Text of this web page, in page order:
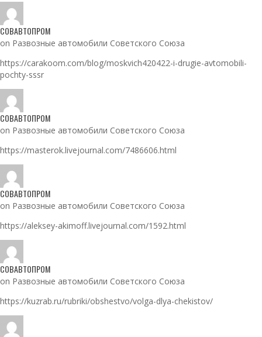
СОВАВТОПРОМ
on Развозные автомобили Советского Союза
https://carakoom.com/blog/moskvich420422-i-drugie-avtomobili-
pochty-sssr
СОВАВТОПРОМ
on Развозные автомобили Советского Союза
https://masterok.livejournal.com/7486606.html
СОВАВТОПРОМ
on Развозные автомобили Советского Союза
https://aleksey-akimoff.livejournal.com/1592.html
СОВАВТОПРОМ
on Развозные автомобили Советского Союза
https://kuzrab.ru/rubriki/obshestvo/volga-dlya-chekistov/